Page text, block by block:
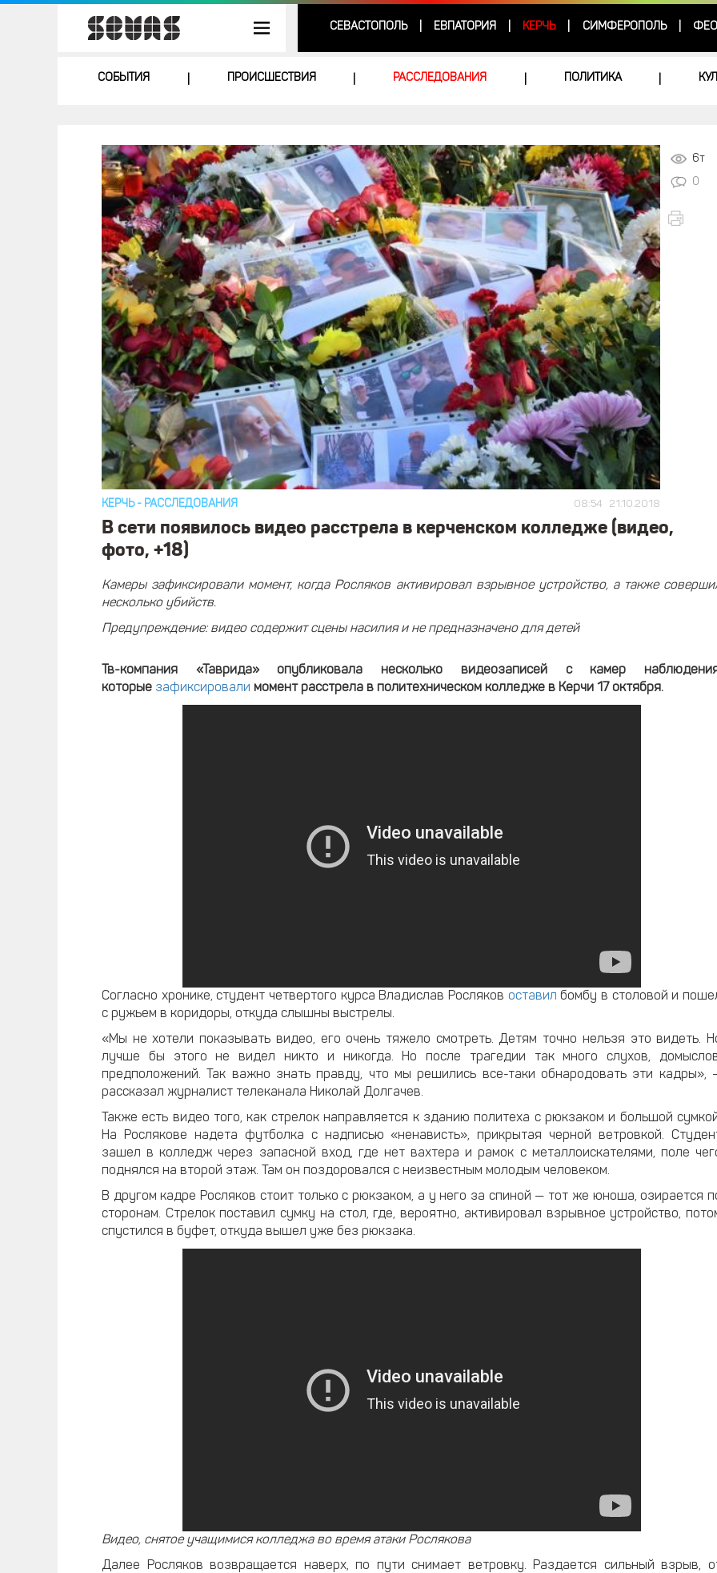
СЕВАСТОПОЛЬ ЕВПАТОРИЯ КЕРЧЬ СИМФЕРОПОЛЬ
СОБЫТИЯ ПРОИСШЕСТВИЯ РАССЛЕДОВАНИЯ ПОЛИТИКА
08:54 21.10.2018
КЕРЧЬ- РАССЛЕДОВАНИЯ
6т
0
В сети появилось видео расстрела в керченском колледже (видео,
фото, +18)
Камеры зафиксировали момент, когда Росляков активировал взрывное устройство, а также
несколько убийств.
Предупреждение: видео содержит сцены насилия и не предназначено для детей
Тв-компания «Таврида» опубликовала несколько видеозаписей с камер
которые зафиксировали момент расстрела в политехническом колледже в Керчи 17 октября.
Согласно хронике, студент четвертого курса Владислав Росляков оставил бомбу в столовой и
с ружьем в коридоры, откуда слышны выстрелы.
«Мы не хотели показывать видео, его очень тяжело смотреть. Детям точно нельзя это видеть.
лучше бы этого не видел никто и никогда. Но после трагедии так много слухов,
предположений. Так важно знать правду, что мы решились все-таки обнародовать эти кадры»,
рассказал журналист телеканала Николай Долгачев.
Также есть видео того, как стрелок направляется к зданию политеха с рюкзаком и большой
На Рослякове надета футболка с надписью «ненависть», прикрытая черной ветровкой.
зашел в колледж через запасной вход, где нет вахтера и рамок с металлоискателями, поле
поднялся на второй этаж. Там он поздоровался с неизвестным молодым человеком.
В другом кадре Росляков стоит только с рюкзаком, а у него за спиной — тот же юноша, озирается
сторонам. Стрелок поставил сумку на стол, где, вероятно, активировал взрывное устройство,
спустился в буфет, откуда вышел уже без рюкзака.
Видео, снятое учащимися колледжа во время атаки Рослякова
Далее Росляков возвращается наверх, по пути снимает ветровку. Раздается сильный взрыв,